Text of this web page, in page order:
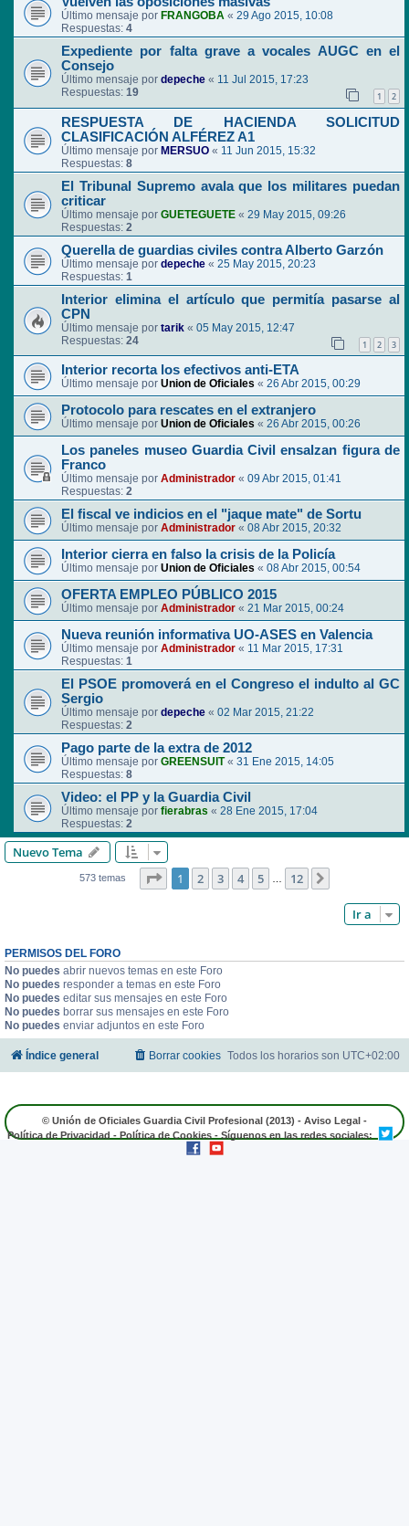
Último mensaje por FRANGOBA « 29 Ago 2015, 10:08
Respuestas: 4
Expediente por falta grave a vocales AUGC en el
Consejo
Último mensaje por depeche « 11 Jul 2015, 17:23
Respuestas: 19 1 2
RESPUESTA DE HACIENDA SOLICITUD
CLASIFICACIÓN ALFÉREZ A1
Último mensaje por MERSUO « 11 Jun 2015, 15:32
Respuestas: 8
El Tribunal Supremo avala que los militares puedan
criticar
Último mensaje por GUETEGUETE « 29 May 2015, 09:26
Respuestas: 2
Querella de guardias civiles contra Alberto Garzón
Último mensaje por depeche « 25 May 2015, 20:23
Respuestas: 1
Interior elimina el artículo que permitía pasarse al
CPN
Último mensaje por tarik « 05 May 2015, 12:47
Respuestas: 24 1 2 3
Interior recorta los efectivos anti-ETA
Último mensaje por Union de Oficiales « 26 Abr 2015, 00:29
Protocolo para rescates en el extranjero
Último mensaje por Union de Oficiales « 26 Abr 2015, 00:26
Los paneles museo Guardia Civil ensalzan figura de
Franco
Último mensaje por Administrador « 09 Abr 2015, 01:41
Respuestas: 2
El fiscal ve indicios en el "jaque mate" de Sortu
Último mensaje por Administrador « 08 Abr 2015, 20:32
Interior cierra en falso la crisis de la Policía
Último mensaje por Union de Oficiales « 08 Abr 2015, 00:54
OFERTA EMPLEO PÚBLICO 2015
Último mensaje por Administrador « 21 Mar 2015, 00:24
Nueva reunión informativa UO-ASES en Valencia
Último mensaje por Administrador « 11 Mar 2015, 17:31
Respuestas: 1
El PSOE promoverá en el Congreso el indulto al GC
Sergio
Último mensaje por depeche « 02 Mar 2015, 21:22
Respuestas: 2
Pago parte de la extra de 2012
Último mensaje por GREENSUIT« 31 Ene 2015, 14:05
Respuestas: 8
Video: el PP y la Guardia Civil
Último mensaje por fierabras « 28 Ene 2015, 17:04
Respuestas: 2
Nuevo Tema
573 temas Página de 12
1 2 3 4 5 … 12
Ir a
PERMISOS DEL FORO
No puedes abrir nuevos temas en este Foro
No puedes responder a temas en este Foro
No puedes editar sus mensajes en este Foro
No puedes borrar sus mensajes en este Foro
No puedes enviar adjuntos en este Foro
Índice general Todos los horarios son UTC+02:00
Borrar cookies
© Unión de Oficiales Guardia Civil Profesional (2013) - Aviso Legal -
Política de Privacidad-Política de Cookies- Síguenos en las redes sociales: